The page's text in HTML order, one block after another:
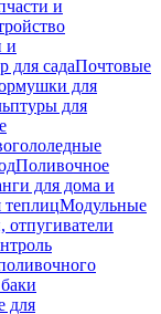
и
и
для садаПочтовые
для
для
Поливочное
для дома и
Модульные
для